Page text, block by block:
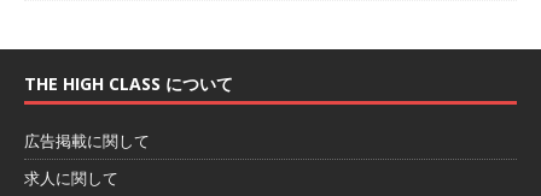
THE HIGH CLASS について
広告掲載に関して
求人に関して